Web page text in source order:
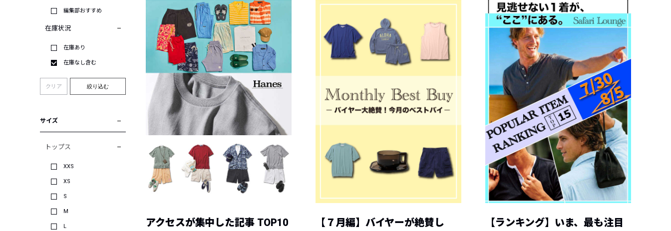
編集部おすすめ
在庫状況
在庫あり
在庫なし含む
クリア 絞り込む
サイズ
トップス
XXS
XS
S
M
L アクセスが集中した記事 TOP10
【７月編】バイヤーが絶賛し
【ランキング】いま、最も注目